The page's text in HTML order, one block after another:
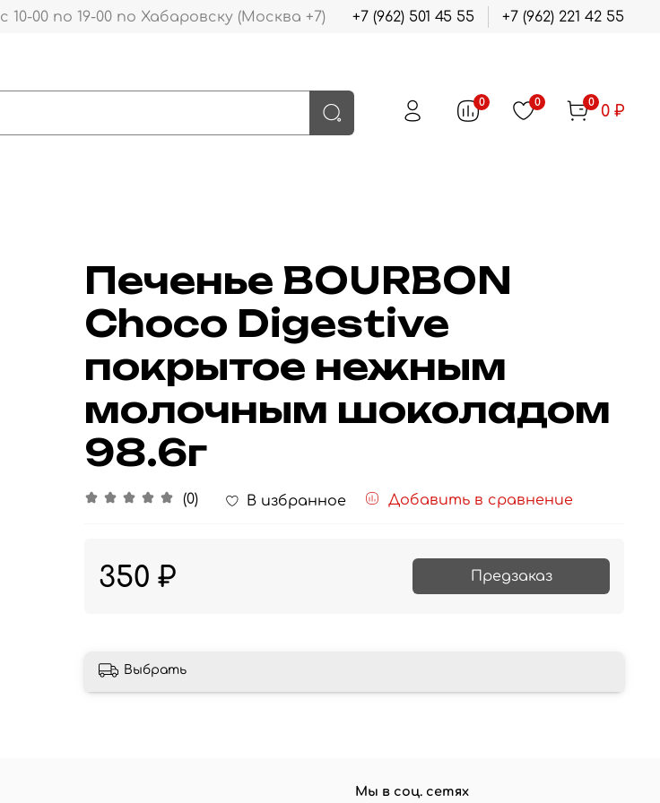
с 10-00 по 19-00 по Хабаровску (Москва +7) +7 (962) 501 45 55 +7 (962) 221 42 55
0 0 0 0 ₽
Печенье BOURBON
Choco Digestive
покрытое нежным
молочным шоколадом
98.6г
(0) В избранное Добавить в сравнение
350 ₽ Предзаказ
Выбрать
Мы в соц. сетях